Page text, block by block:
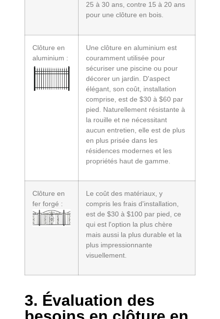
25 à 30 ans, contre 15 à 20 ans
pour une clôture en bois.
Clôture en
aluminium :
Une clôture en aluminium est
couramment utilisée pour
sécuriser une piscine ou pour
décorer un jardin. D'aspect
élégant, son coût, installation
comprise, est de $30 à $60 par
pied. Naturellement résistante à
la rouille et ne nécessitant
aucun entretien, elle est de plus
en plus prisée dans les
résidences modernes et les
propriétés haut de gamme.
Clôture en
fer forgé :
Le coût des matériaux, y
compris les frais d'installation,
est de $30 à $100 par pied, ce
qui est l'option la plus chère
mais aussi la plus durable et la
plus impressionnante
visuellement.
3. Évaluation des